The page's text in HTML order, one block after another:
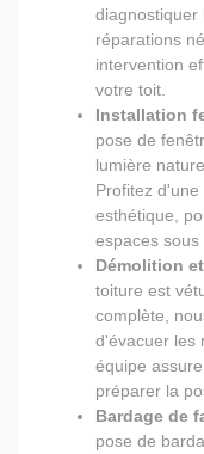
diagnostiquer
réparations
intervention
votre toit.
Installation
pose de
lumière
Profitez
esthétique,
espaces sous
Démolition
toiture est
complète,
d'évacuer les
équipe
préparer la
Bardage de
pose de